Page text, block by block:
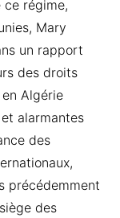
ce régime,
Mary
un rapport
des droits
Algérie
alarmantes
des
précédemment
des